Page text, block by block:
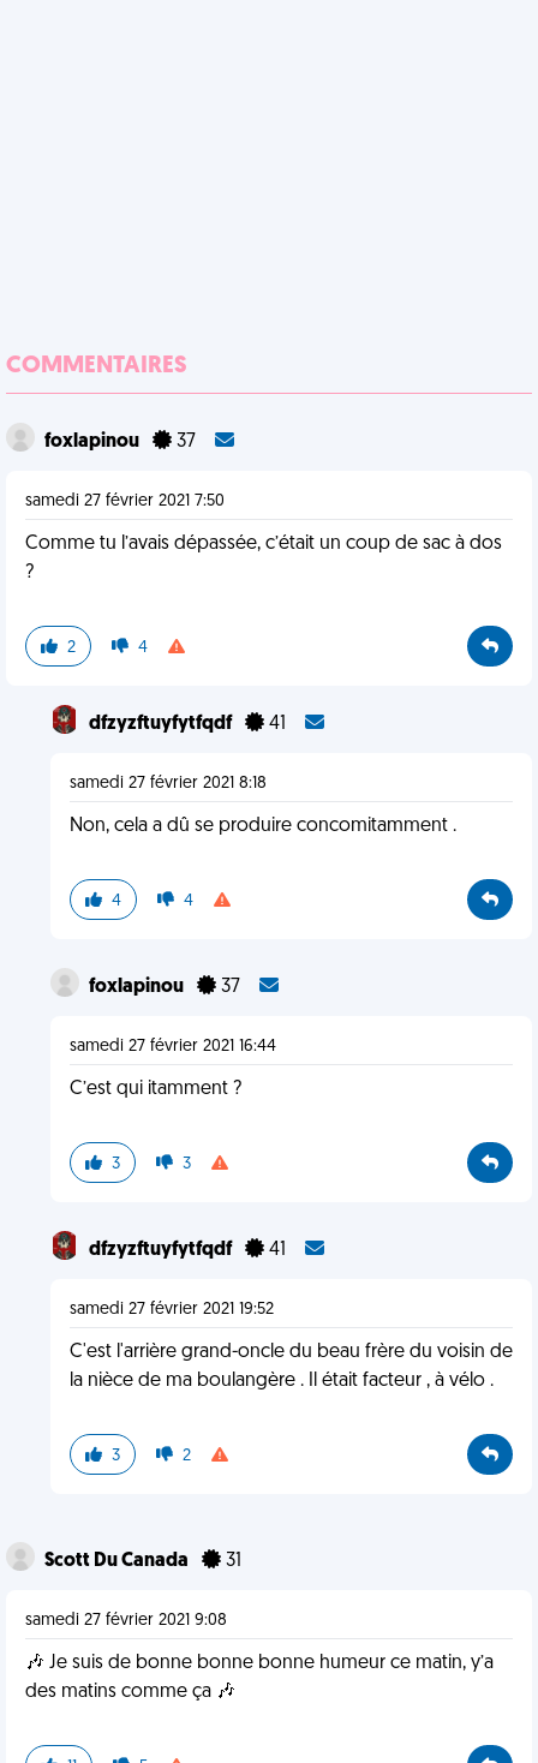
COMMENTAIRES
foxlapinou 37
samedi 27 février 2021 7:50
Comme tu l’avais dépassée, c’était un coup de sac à dos
?
2 4
dfzyzftuyfytfqdf 41
samedi 27 février 2021 8:18
Non, cela a dû se produire concomitamment .
4 4
foxlapinou 37
samedi 27 février 2021 16:44
C’est qui itamment ?
3 3
dfzyzftuyfytfqdf 41
samedi 27 février 2021 19:52
C'est l'arrière grand-oncle du beau frère du voisin de
la nièce de ma boulangère . Il était facteur , à vélo .
3 2
Scott Du Canada 31
samedi 27 février 2021 9:08
🎶 Je suis de bonne bonne bonne humeur ce matin, y’a
des matins comme ça 🎶